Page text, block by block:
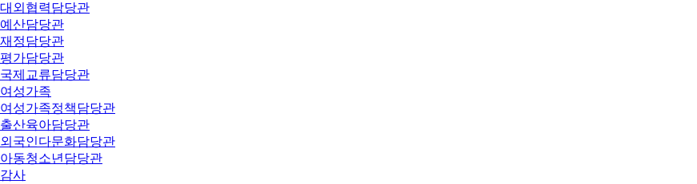
대외협력담당관
예산담당관
재정담당관
평가담당관
국제교류담당관
여성가족
여성가족정책담당관
출산육아담당관
외국인다문화담당관
아동청소년담당관
감사